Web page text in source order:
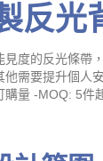
反光
度的反光條帶
需要提升個人
量 -MOQ: 5件